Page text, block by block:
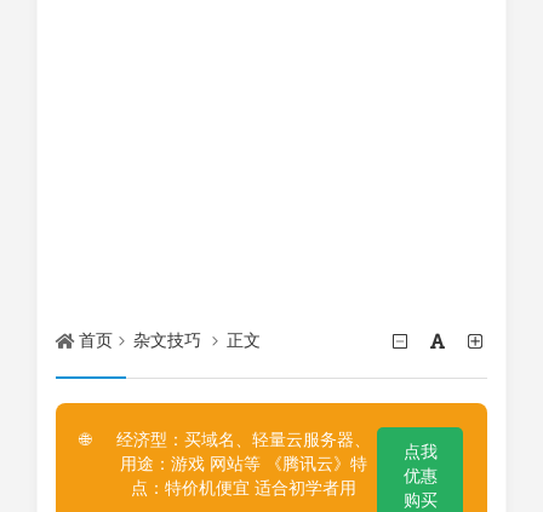
首页 杂文技巧 正文
🌐
经济型：买域名、轻量云服务器、
用途：游戏 网站等 《腾讯云》特
点：特价机便宜 适合初学者用
点我
优惠
购买